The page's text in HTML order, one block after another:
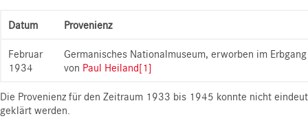
Datum Provenienz
Februar
1934
Germanisches Nationalmuseum, erworben im Erbgang
von Paul Heiland[1]
Die Provenienz für den Zeitraum 1933 bis 1945 konnte nicht
geklärt werden.